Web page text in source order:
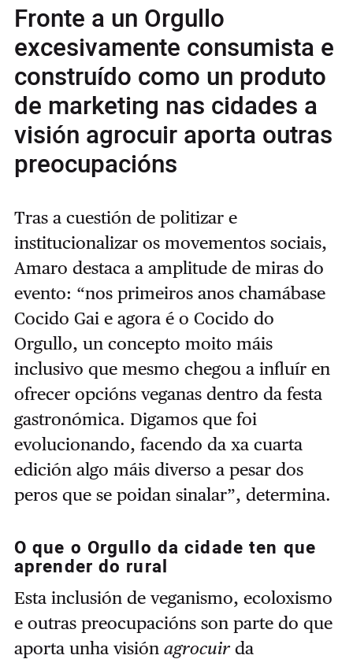
Fronte a un Orgullo
excesivamente consumista e
construído como un produto
de marketing nas cidades a
visión agrocuir aporta outras
preocupacións
Tras a cuestión de politizar e
institucionalizar os movementos sociais,
Amaro destaca a amplitude de miras do
evento: “nos primeiros anos chamábase
Cocido Gai e agora é o Cocido do
Orgullo, un concepto moito máis
inclusivo que mesmo chegou a influír en
ofrecer opcións veganas dentro da festa
gastronómica. Digamos que foi
evolucionando, facendo da xa cuarta
edición algo máis diverso a pesar dos
peros que se poidan sinalar”, determina.
O que o Orgullo da cidade ten que
aprender do rural
Esta inclusión de veganismo, ecoloxismo
e outras preocupacións son parte do que
aporta unha visión agrocuirda